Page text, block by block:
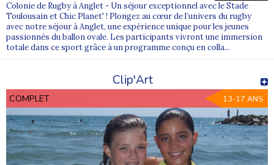
Colonie de Rugby à Anglet - Un séjour exceptionnel avec le Stade
Toulousain et Chic Planet' ! Plongez au cœur de l’univers du rugby
avec notre séjour à Anglet, une expérience unique pour les jeunes
passionnés du ballon ovale. Les participants vivront une immersion
totale dans ce sport grâce à un programme conçu en colla...
Clip'Art
COMPLET 13-17 ANS